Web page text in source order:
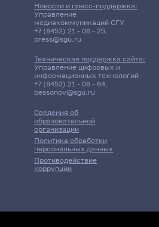
Сведения об
образовательной
организации
Политика обработки
персональных данных
Противодействие
коррупции
Новости и пресс-поддержка:
Управление
медиакоммуникаций СГУ
+7 (8452) 21 - 06 - 25,
press@sgu.ru
Техническая поддержка сайта:
Управление цифровых и
информационных технологий
+7 (8452) 21 - 06 - 64,
bessonov@sgu.ru